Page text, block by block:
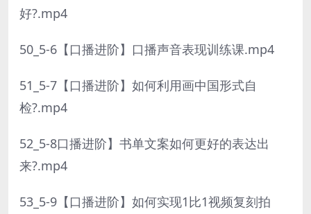
好?.mp4
50_5-6【口播进阶】口播声音表现训练课.mp4
51_5-7【口播进阶】如何利用画中国形式自
检?.mp4
52_5-8口播进阶】书单文案如何更好的表达出
来?.mp4
53_5-9【口播进阶】如何实现1比1视频复刻拍